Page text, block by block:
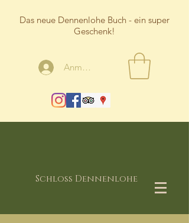
Das neue Dennenlohe Buch - ein super
Geschenk!
Anmelden
Schloss Dennenlohe